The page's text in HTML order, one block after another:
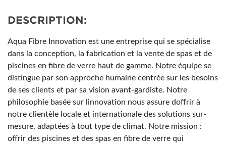
DESCRIPTION:
Aqua Fibre Innovation est une entreprise qui se spécialise
dans la conception, la fabrication et la vente de spas et de
piscines en fibre de verre haut de gamme. Notre équipe se
distingue par son approche humaine centrée sur les besoins
de ses clients et par sa vision avant-gardiste. Notre
philosophie basée sur linnovation nous assure doffrir à
notre clientèle locale et internationale des solutions sur-
mesure, adaptées à tout type de climat. Notre mission :
offrir des piscines et des spas en fibre de verre qui